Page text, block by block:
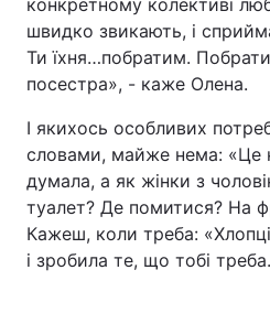
конкретному колективі
швидко звикають, і
Ти їхня…побратим.
посестра», - каже Олена.
І якихось особливих потреб
словами, майже нема: «Це
думала, а як жінки з
туалет? Де помитися? На
Кажеш, коли треба:
і зробила те, що тобі